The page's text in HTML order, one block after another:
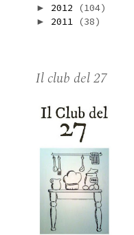
► 2012 (104)
► 2011 (38)
Il club del 27